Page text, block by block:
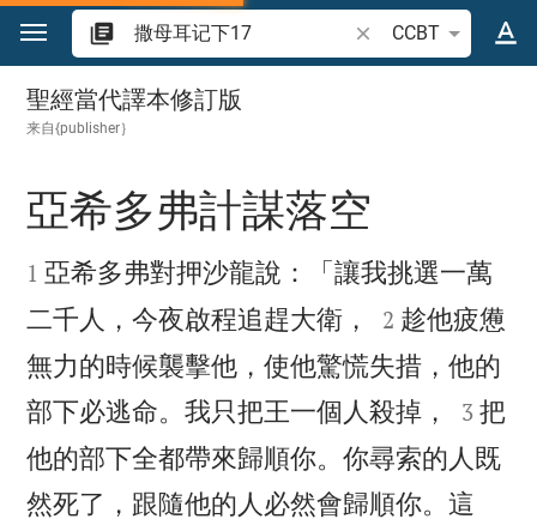
跳转到内容
搜索圣经经文或单词
CCBT
撒母耳记下 17
聖經當代譯本修訂版
来自{publisher｝

亞希多弗計謀落空

1 亞希多弗對押沙龍說：「讓我挑選一萬
二千人，今夜啟程追趕大衛，


2 趁他疲憊
無力的時候襲擊他，使他驚慌失措，他的
部下必逃命。我只把王一個人殺掉，


3 把
他的部下全都帶來歸順你。你尋索的人既
然死了，跟隨他的人必然會歸順你。這